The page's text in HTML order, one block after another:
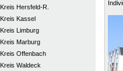
Kreis Hersfeld-R.
Kreis Kassel
Kreis Limburg
Kreis Marburg
Kreis Offenbach
Kreis Waldeck